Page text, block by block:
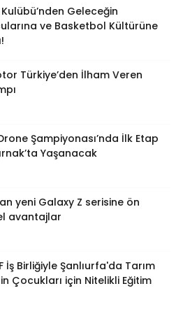
Geleceğin
ve Basketbol Kültürüne
Türkiye’den İlham Veren
Şampiyonası’nda İlk Etap
Yaşanacak
yeni Galaxy Z serisine ön
avantajlar
İş Birliğiyle Şanlıurfa'da Tarım
Çocukları için Nitelikli Eğitim